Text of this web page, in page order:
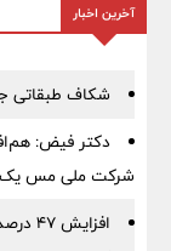
آخرین اخبار
شکاف طبقاتی
دکتر فیض:
شرکت ملی مس